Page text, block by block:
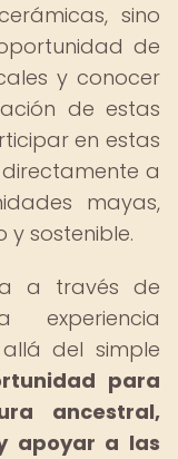
sino
de
y conocer
de estas
en estas
a
mayas,
y sostenible.
a través de
del simple
para
ancestral,
apoyar a las